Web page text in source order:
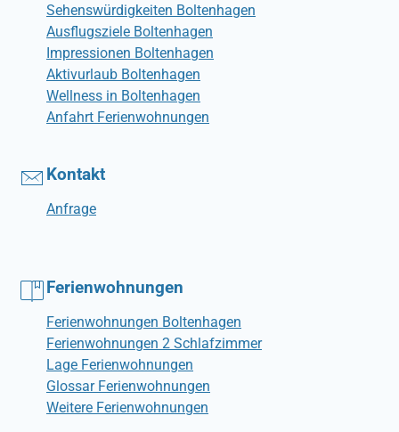
Sehenswürdigkeiten Boltenhagen
Ausflugsziele Boltenhagen
Impressionen Boltenhagen
Aktivurlaub Boltenhagen
Wellness in Boltenhagen
Anfahrt Ferienwohnungen
Kontakt
Anfrage
Ferienwohnungen
Ferienwohnungen Boltenhagen
Ferienwohnungen 2 Schlafzimmer
Lage Ferienwohnungen
Glossar Ferienwohnungen
Weitere Ferienwohnungen